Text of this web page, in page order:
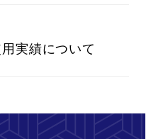
実績について